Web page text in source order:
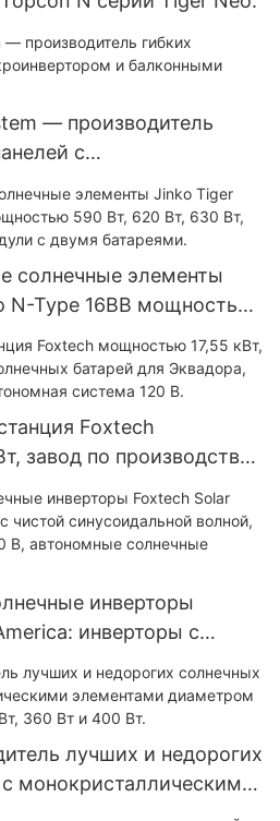
— производитель
с
системами,
солнечные элементы
N-Type 16BB мощностью
650 Вт, двусторонние
Foxtech
завод по производству
Эквадора, Бразилии и
система 120 В.
инверторы
инверторы с
волной, 4 кВт, 6 кВт,
солнечные
лучших и недорогих
монокристаллическими
182 мм, мощностью